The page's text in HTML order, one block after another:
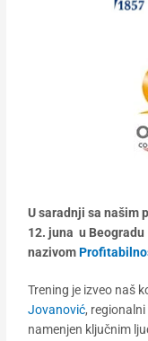
U saradnji sa našim
12. juna u
nazivom
Trening je izveo naš
Jovanović,
namenjen ključnim